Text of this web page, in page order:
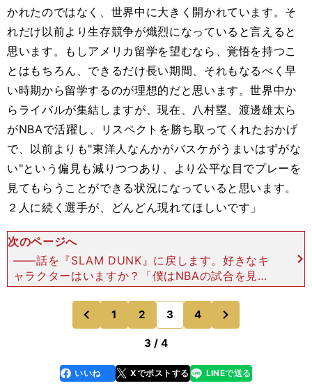
かれたのではなく、世界中に大きく開かれています。そ
れだけ以前より生存競争が熾烈になっていると言えると
思います。もしアメリカ留学を望むなら、覚悟を持つこ
とはもちろん、できるだけ長い期間、それもなるべく早
い時期から留学するのが理想的だと思います。世界中か
らライバルが集結しますが、現在、八村塁、渡邊雄太ら
がNBAで活躍し、リスペクトを勝ち取ってくれたおかげ
で、以前よりも"東洋人なんかがバスケがうまいはずがな
い"という偏見も減りつつあり、より公平な目でプレーを
見てもらうことができる状況になっていると思います。
２人に続く選手が、どんどん現れてほしいです」
次のページへ
――話を『SLAM DUNK』に戻します。好きなキ
ャラクターはいますか？「僕はNBAの試合を見る
ときも、自分がシューターなのでシューターの選手
に目が行きがちです。『SLAM DUNK』を読む時
もやっ
前
のページへ
1 2 3 4
のページへ
3 / 4
faceboo
k
いいね Xでポストする
line LINEで送る